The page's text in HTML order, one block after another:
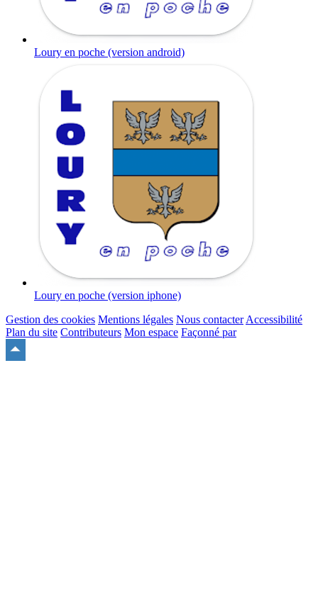
Loury en poche (version android)
Loury en poche (version iphone)
Gestion des cookies Mentions légales Nous contacter Accessibilité
Plan du site Contributeurs Mon espace Façonné par